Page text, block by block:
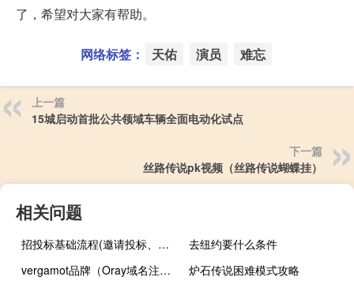
了，希望对大家有帮助。
网络标签： 天佑 演员 难忘
上一篇
15城启动首批公共领域车辆全面电动化试点
下一篇
丝路传说pk视频（丝路传说蝴蝶挂）
相关问题
招投标基础流程(邀请投标、文件评审、合同签订、验收和支付)
去纽约要什么条件
vergamot品牌（Oray域名注册服务商）
炉石传说困难模式攻略